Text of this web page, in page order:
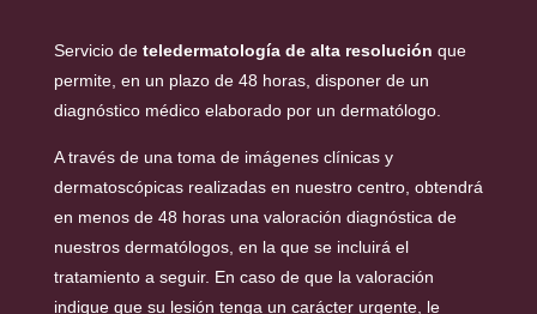
Servicio de teledermatología de alta resolución que
permite, en un plazo de 48 horas, disponer de un
diagnóstico médico elaborado por un dermatólogo.
A través de una toma de imágenes clínicas y
dermatoscópicas realizadas en nuestro centro, obtendrá
en menos de 48 horas una valoración diagnóstica de
nuestros dermatólogos, en la que se incluirá el
tratamiento a seguir. En caso de que la valoración
indique que su lesión tenga un carácter urgente, le